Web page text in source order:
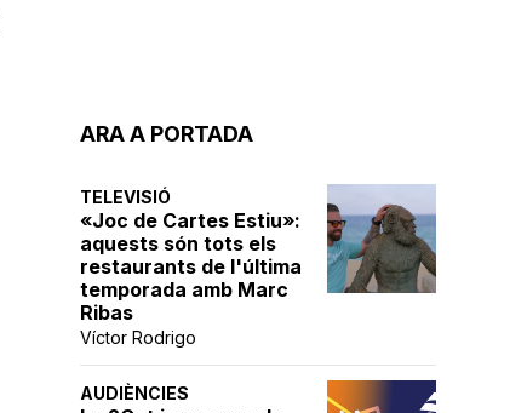
ARA A PORTADA
TELEVISIÓ
«Joc de Cartes Estiu»:
aquests són tots els
restaurants de l'última
temporada amb Marc
Ribas
Víctor Rodrigo
AUDIÈNCIES